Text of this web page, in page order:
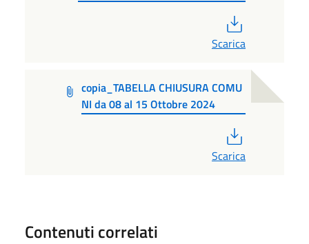
Scarica
copia_TABELLA CHIUSURA COMU
NI da 08 al 15 Ottobre 2024
Scarica
Contenuti correlati